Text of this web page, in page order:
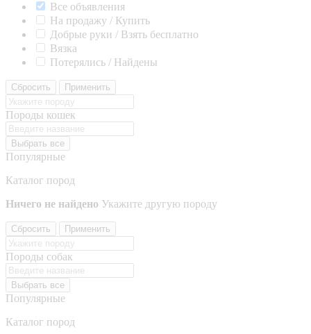
Все объявления
На продажу / Купить
Добрые руки / Взять бесплатно
Вязка
Потерялись / Найдены
Сбросить Применить
Породы кошек
Выбрать все
Популярные
Каталог пород
Ничего не найдено Укажите другую породу
Сбросить Применить
Породы собак
Выбрать все
Популярные
Каталог пород